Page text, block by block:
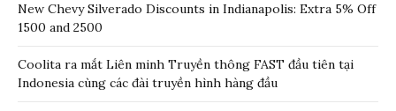
New Chevy Silverado Discounts in Indianapolis: Extra 5% Off
1500 and 2500
Coolita ra mắt Liên minh Truyền thông FAST đầu tiên tại
Indonesia cùng các đài truyền hình hàng đầu